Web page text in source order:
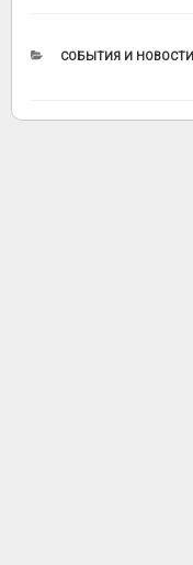
РУБРИКИ
СОБЫТИЯ И НОВОСТИ